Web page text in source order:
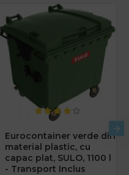
Eurocontainer verde din
material plastic, cu
capac plat, SULO, 1100 l
- Transport Inclus